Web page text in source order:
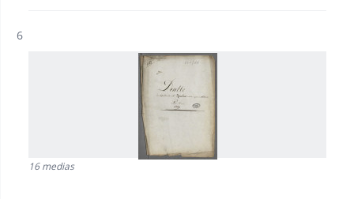
Résultat n°
6
16 medias